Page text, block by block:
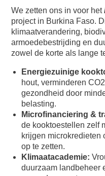
We zetten ons in voor het
project in Burkina Faso.
klimaatverandering,
armoedebestrijding en
zowel de korte als lange
Energiezuinige
hout, verminderen
gezondheid door
belasting.
Microfinanciering &
de kooktoestellen zelf
krijgen microkredieten
op te zetten.
Klimaatacademie:
duurzaam landbeheer